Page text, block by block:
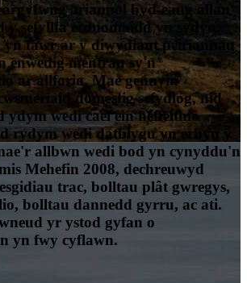
ariannol byd-eang allan
sefyllfa economaidd yn sydyn.
yn fawr ar y diwydiant peiriannau
enwedig mentrau sy'n
ar allforio. Mae gennym
domestig sefydlog, nid
ydym wedi cael ein heffeithio
rydym wedi datblygu yn erbyn y
allbwn wedi bod yn cynyddu'n
Mehefin 2008, dechreuwyd
trac, bolltau plât gwregys,
bolltau dannedd gyrru, ac ati.
yr ystod gyfan o
yn fwy cyflawn.